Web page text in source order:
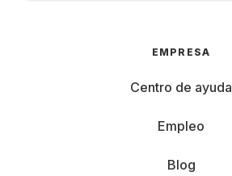
EMPRESA
Centro de ayuda
Empleo
Blog